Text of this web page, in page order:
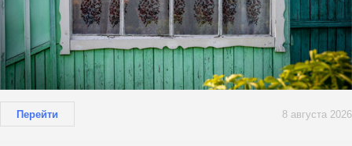
Перейти 8 августа 2026